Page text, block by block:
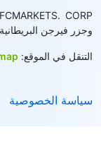
وجزر فيرجن
التنقل في الموقع:
سياسة الخصوصية